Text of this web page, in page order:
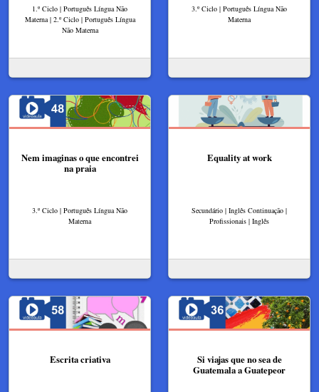
1.º Ciclo | Português Língua Não
Materna | 2.º Ciclo | Português Língua
Não Materna
3.º Ciclo | Português Língua Não
Materna
Nem imaginas o que encontrei
na praia
3.º Ciclo | Português Língua Não
Materna
Equality at work
Secundário | Inglês Continuação |
Profissionais | Inglês
Escrita criativa
Si viajas que no sea de
Guatemala a Guatepeor